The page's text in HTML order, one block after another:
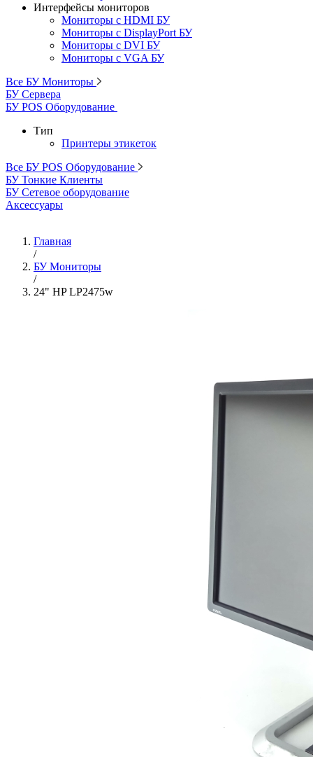
Интерфейсы мониторов
Мониторы с HDMI БУ
Мониторы с DisplayPort БУ
Мониторы с DVI БУ
Мониторы с VGA БУ
Все БУ Мониторы
БУ Сервера
БУ POS Оборудование
Тип
Принтеры этикеток
Все БУ POS Оборудование
БУ Тонкие Клиенты
БУ Сетевое оборудование
Аксессуары
Главная
/
БУ Мониторы
/
24" HP LP2475w